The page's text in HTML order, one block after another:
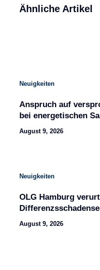
Ähnliche Artikel
Neuigkeiten
Anspruch auf
bei energetischen
August 9, 2026
Neuigkeiten
OLG Hamburg
August 9, 2026